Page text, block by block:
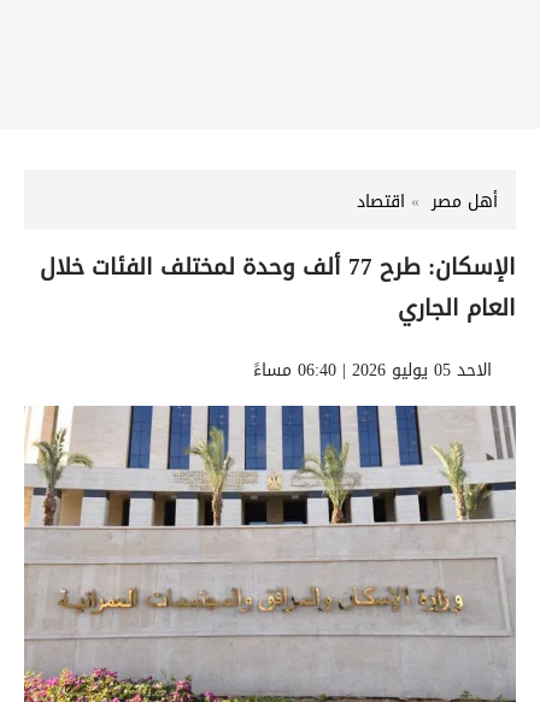
أهل مصر اقتصاد
الإسكان: طرح 77 ألف وحدة لمختلف الفئات خلال
العام الجاري
الاحد 05 يوليو 2026 | 06:40 مساءً